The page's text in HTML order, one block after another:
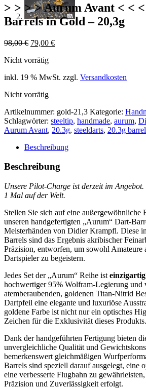
> > > > Aurum Avant < <
Barrels in Gold – 20,3g
98,00€ Ursprünglicher
war:
79,00 €Aktueller
Nicht vorrätig
inkl. 19 % MwSt. zzgl. Versandkosten
Nicht vorrätig
Artikelnummer: gold-21,3 Kategorie:
Schlagwörter: steeltip, handmade, aurum,
Aurum Avant, 20.3g, steeldarts, 20.3g
Beschreibung
Beschreibung
Unsere Pilot-Charge ist derzeit im Angebot.
1 Mal auf der Welt.
Stellen Sie sich auf eine außergewöhnliche
unseren handgefertigten „Aurum“ Dart-
Meisterhänden von Didier Krampfl. Diese
Barrels sind das Ergebnis akribischer
Präzision, entworfen, um sowohl Amateure
Dartspieler zu begeistern.
Jedes Set der „Aurum“ Reihe ist einzigartig
hochwertiger 95% Wolfram-Legierung und
atemberaubenden, goldenen Titan-Nitrid
Dartpfeil eine elegante und luxuriöse
goldene Farbe ist nicht nur ein optisches
Zeichen für die Exklusivität dieses Produkts.
Dank der handgeführten Fertigung bieten
unvergleichliche Qualität und
bemerkenswert gleichmäßigen
Barrels sind speziell darauf ausgelegt, eine
eine verbesserte Flugbahn zu
Präzision und Zuverlässigkeit erfolgt.